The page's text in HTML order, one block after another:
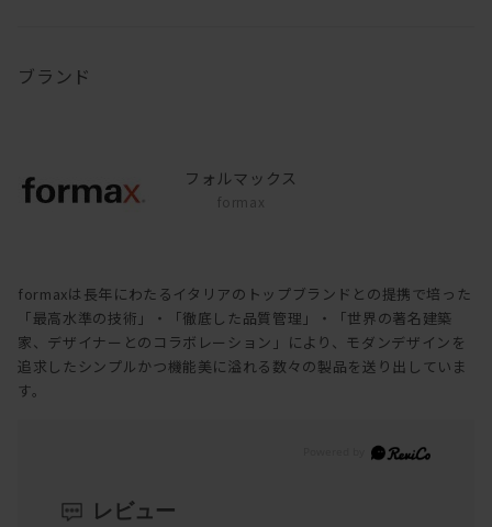
ブランド
フォルマックス
formax
formaxは長年にわたるイタリアのトップブランドとの提携で培った
「最高水準の技術」・「徹底した品質管理」・「世界の著名建築
家、デザイナーとのコラボレーション」により、モダンデザインを
追求したシンプルかつ機能美に溢れる数々の製品を送り出していま
す。
レビュー